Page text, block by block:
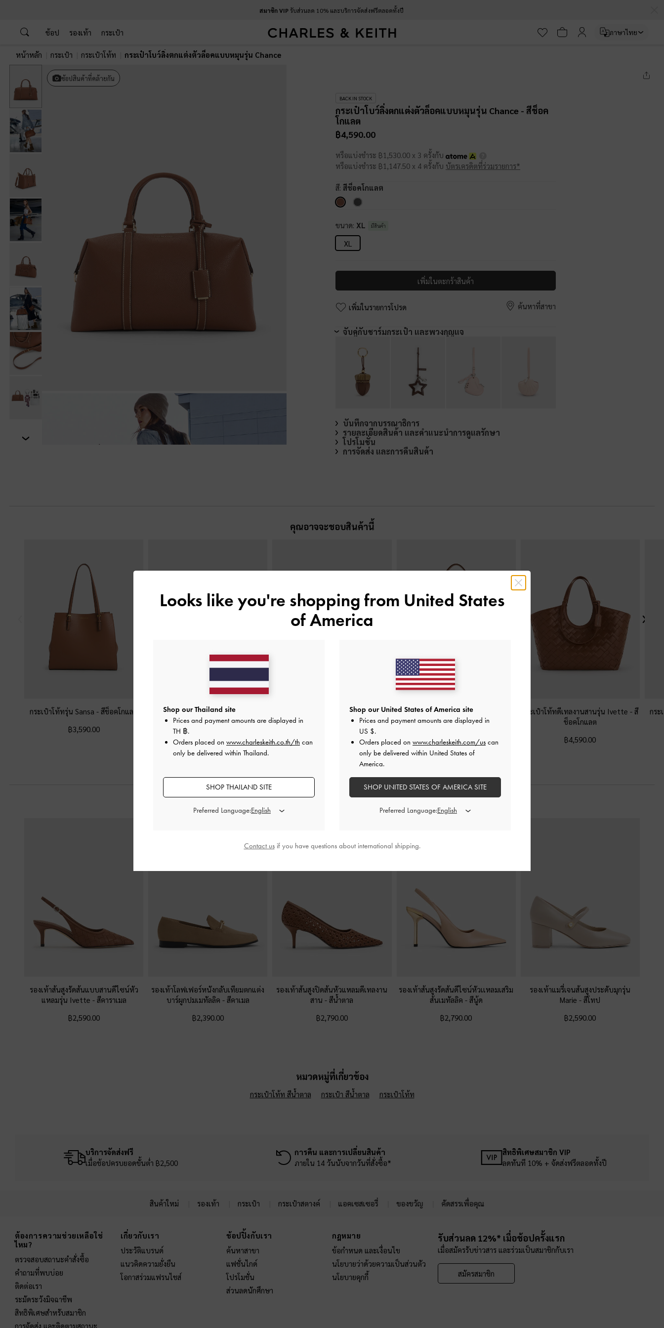
สมาชิก VIPรับส่วนลด 10% และบริการจัดส่งฟรีตลอดทั้งปี
ช้อป รองเท้า กระเป๋า ภาษาไทย
หน้าหลัก กระเป๋า กระเป๋าโท้ท กระเป๋าโบว์ลิ่งตกแต่งตัวล็อคแบบหมุนรุ่น Chance
Previous
Next
ช้อปสินค้าที่คล้ายกัน
BACK IN STOCK
กระเป๋าโบว์ลิ่งตกแต่งตัวล็อคแบบหมุนรุ่น Chance - สีช็อค
โกแลต
฿4,590.00
หรือแบ่งชำระ ฿1,530.00 x 3 ครั้งกับ
หรือแบ่งชำระ ฿1,147.50 x 4 ครั้งกับ บัตรเครดิตที่ร่วมรายการ*
สี: สีช็อคโกแลต
ขนาด: XL มีสินค้า
XL
เพิ่มในตะกร้าสินค้า
เพิ่มในรายการโปรด ค้นหาที่สาขา
จับคู่กับชาร์มกระเป๋า และพวงกุญแจ
บันทึกจากบรรณาธิการ
รายละเอียดสินค้า และคำแนะนำการดูแลรักษา
โปรโมชั่น
การจัดส่ง และการคืนสินค้า
คุณอาจจะชอบสินค้านี้
กระเป๋าโท้ทรุ่น Sansa-สีช็อคโกแลต
฿3,590.00
กระเป๋าโท้ทรุ่น Shania-สีช็อคโกแลต
กระเป๋าโท้ทจับจีบย่นรุ่น Britton- สี
กระเป๋าโฮโบดีเทลงานสานประดับพู่รุ่น
Ivette-สีช็อคโกแลต
฿3,990.00
กระเป๋าโท้ทดีเทลงานสานรุ่น Ivette-สี
ช็อคโกแลต
฿4,590.00
กระ
รองเท้าส้นสูงรัดส้นแบบสานดีไซน์หัว
แหลมรุ่น Ivette - สีคาราเมล
฿2,590.00
รองเท้าโลฟเฟอร์หนังกลับเทียมตกแต่ง
บาร์ผูกปมเมทัลลิค - สีคาเมล
฿2,390.00
รองเท้าส้นสูงปิดส้นหัวแหลมดีเทลงาน
สาน-สีน้ำตาล
฿2,790.00
รองเท้าส้นสูงรัดส้นดีไซน์หัวเเหลมเสริม
ส้นเมทัลลิค - สีนู้ด
฿2,790.00
รองเท้าแมรี่เจนส้นสูงประดับมุกรุ่น
Marie-สีโทป
฿2,590.00
หมวดหมู่ที่เกี่ยวข้อง
กระเป๋าโท้ท สีน้ำตาล กระเป๋า สีน้ำตาล กระเป๋าโท้ท
บริการจัดส่งฟรี
เมื่อช้อปครบยอดขั้นต่ำ ฿2,500
การคืน และการเปลี่ยนสินค้า
ภายใน 14 วันนับจากวันที่สั่งซื้อ*
สิทธิพิเศษสมาชิก VIP
ลดทันที 10% + จัดส่งฟรีตลอดทั้งปี
สินค้าใหม่ รองเท้า กระเป๋า กระเป๋าสตางค์ แอคเซสเซอรี่ ของขวัญ คัดสรรเพื่อคุณ
ต้องการความช่วยเหลือใช่
ไหม?
ตรวจสอบสถานะคำสั่งซื้อ
คำถามที่พบบ่อย
ติดต่อเรา
ระมัดระวังมิจฉาชีพ
สิทธิพิเศษสำหรับสมาชิก
การจัดส่ง และติดตามสถานะ
เกี่ยวกับเรา
ประวัติแบรนด์
แนวคิดความยั่งยืน
โอกาสร่วมแฟรนไชส์
ช้อปปิ้งกับเรา
ค้นหาสาขา
แฟชั่นไกด์
โปรโมชั่น
ส่วนลดนักศึกษา
กฎหมาย
ข้อกำหนด และเงื่อนไข
นโยบายว่าด้วยความเป็นส่วนตัว
นโยบายคุกกี้
รับส่วนลด 12%* เมื่อช้อปครั้งแรก
เมื่อสมัครรับข่าวสาร และร่วมเป็นสมาชิกกับเรา
สมัครสมาชิก
Looks like you're shopping from United States
of America
Shop our Thailand site
Prices and payment amounts are displayed in
TH ฿.
Orders placed on www.charleskeith.co.th/th can
only be delivered within Thailand.
SHOP THAILAND SITE
Preferred Language:
Shop our United States of America site
Prices and payment amounts are displayed in
US $.
Orders placed on www.charleskeith.com/us can
only be delivered within United States of
America.
SHOP UNITED STATES OF AMERICA SITE
Preferred Language:
Contact usif you have questions about international shipping.